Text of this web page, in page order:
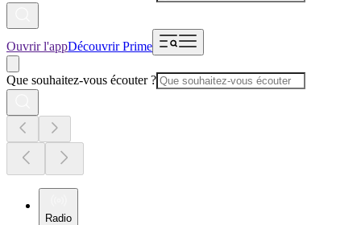
Ouvrir l'appDécouvrir Prime
Que souhaitez-vous écouter ?
Radio